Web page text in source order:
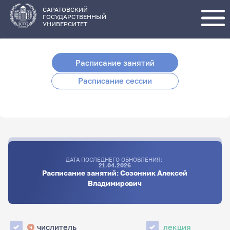
основному
содержанию
САРАТОВСКИЙ
ГОСУДАРСТВЕННЫЙ
УНИВЕРСИТЕТ
Расписание занятий
Расписание сессии
ДАТА ПОСЛЕДНЕГО ОБНОВЛЕНИЯ:
21.04.2026
Расписание занятий: Созонник Алексей
Владимирович
ч числитель
лекция